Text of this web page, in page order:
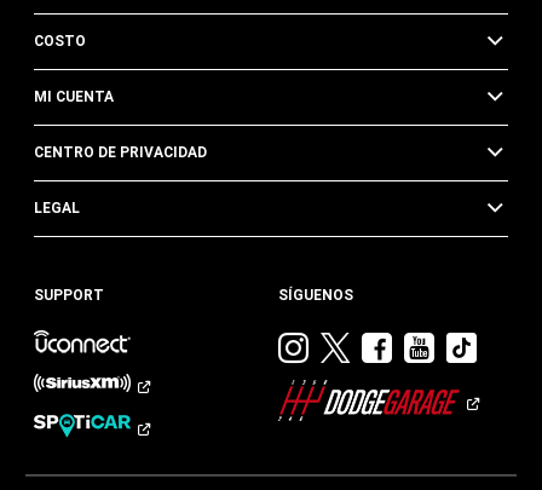
COSTO
MI CUENTA
CENTRO DE PRIVACIDAD
LEGAL
SUPPORT SÍGUENOS
Visitar
Dodge
en
Visitar
en
Visitar
en
Visitar
en en